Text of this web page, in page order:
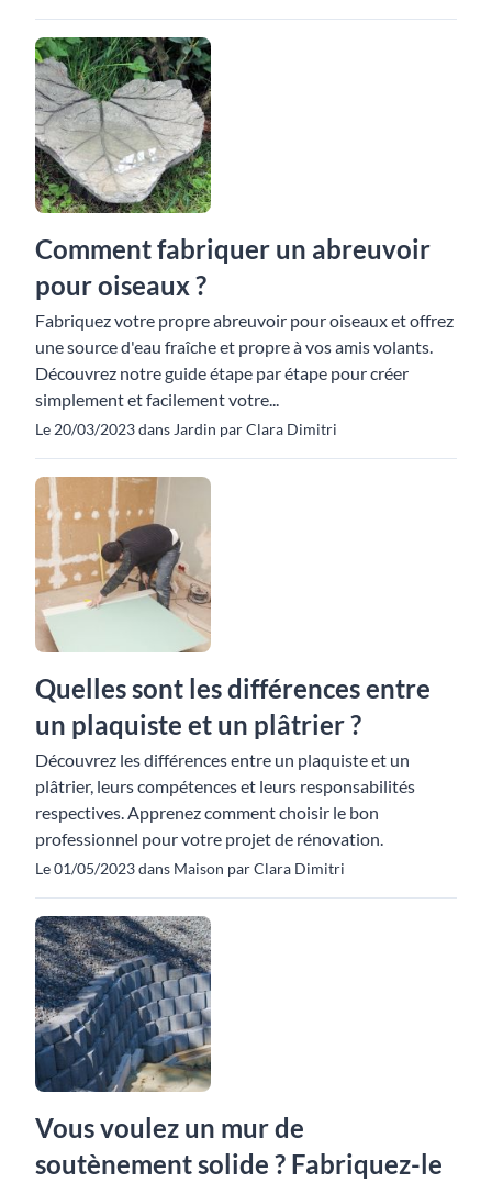
Comment fabriquer un abreuvoir
pour oiseaux ?
Fabriquez votre propre abreuvoir pour oiseaux et offrez
une source d'eau fraîche et propre à vos amis volants.
Découvrez notre guide étape par étape pour créer
simplement et facilement votre...
Le 20/03/2023 dans Jardin par Clara Dimitri
Quelles sont les différences entre
un plaquiste et un plâtrier ?
Découvrez les différences entre un plaquiste et un
plâtrier, leurs compétences et leurs responsabilités
respectives. Apprenez comment choisir le bon
professionnel pour votre projet de rénovation.
Le 01/05/2023 dans Maison par Clara Dimitri
Vous voulez un mur de
soutènement solide ? Fabriquez-le